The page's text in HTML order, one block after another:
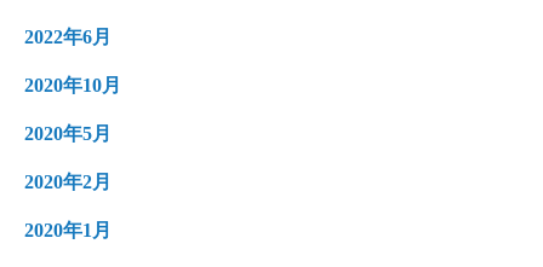
2022年6月
2020年10月
2020年5月
2020年2月
2020年1月